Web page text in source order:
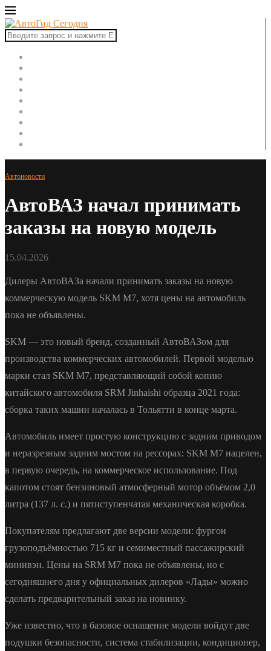
Автоновости
АвтоВАЗ начал принимать
заказы на новую модель
15.04.2026
Дилеры АвтоВАЗа начали принимать заказы на новую
коммерческую модель SKM M7, хотя цены на автомобиль
пока не объявлены.
SKM — это новый бренд, созданный АвтоВАЗом для
производства коммерческих автомобилей. Первой моделью
марки стал SKM M7, представляющий собой копию
китайского автомобиля SRM Jinhaishi образца 2021 года:
сборка таких машин началась в Тольятти в конце марта.
Автомобиль имеет простую конструкцию с задним приводом
и неразрезным задним мостом на рессорах: SKM M7 нацелен,
в первую очередь, на коммерческое использование. Под
капотом стоят бензиновый атмосферный мотор объёмом 2,0
литра (137 л. с.) и пятиступенчатая механическая коробка.
Покупателям предлагают две версии модели: фургон
грузоподъёмностью 715 кг и семиместный пассажирский
минивэн. Цены на SRM M7 пока не объявлены, но с
сегодняшнего дня у официальных дилеров «Лады» можно
сделать предварительный заказ на новинку.
Уже известно, что в базовое оснащение модели войдут две
подушки безопасности, система стабилизации, кондиционер,